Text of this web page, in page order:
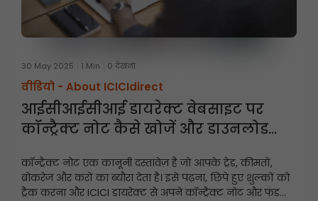
30 May 2025 1 Min 0 देखना
वीडियो - About ICICIdirect
आईसीआईसीआई डायरेक्ट वेबसाइट पर
कॉन्ट्रैक्ट नोट कैसे खोजें और डाउनलोड
कॉन्ट्रैक्ट नोट एक कानूनी दस्तावेज़ है जो आपके ट्रेड, कीमतों,
ब्रोकरेज और करों का ब्यौरा देता है। इसे पढ़ना, छिपे हुए शुल्कों को
ट्रैक करना और ICICI डायरेक्ट से अपने कॉन्ट्रैक्ट नोट और फंड